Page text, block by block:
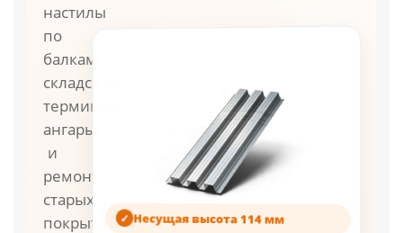
настилы
по
балкам,
складские
терминалы,
ангары
и
ремонт
старых
покрытий.
Несущая высота 114 мм